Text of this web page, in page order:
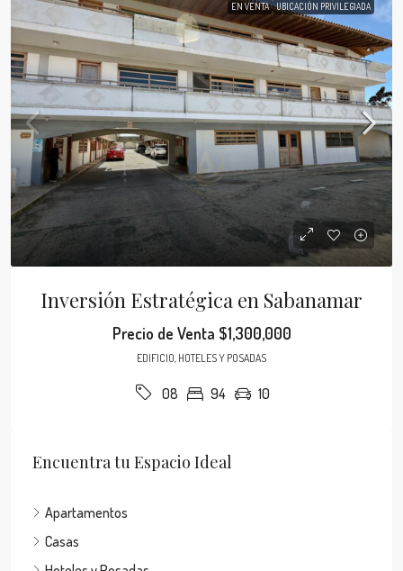
EN VENTA UBICACIÓN PRIVILEGIADA
Inversión Estratégica en Sabanamar
Precio de Venta $1,300,000
EDIFICIO, HOTELES Y POSADAS
08 94 10
Encuentra tu Espacio Ideal
Apartamentos
Casas